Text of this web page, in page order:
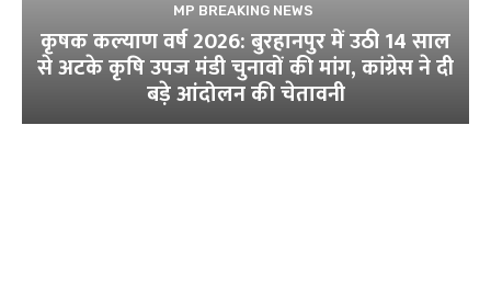
MP BREAKING NEWS
कृषक कल्याण वर्ष 2026: बुरहानपुर में उठी 14 साल
से अटके कृषि उपज मंडी चुनावों की मांग, कांग्रेस ने दी
बड़े आंदोलन की चेतावनी